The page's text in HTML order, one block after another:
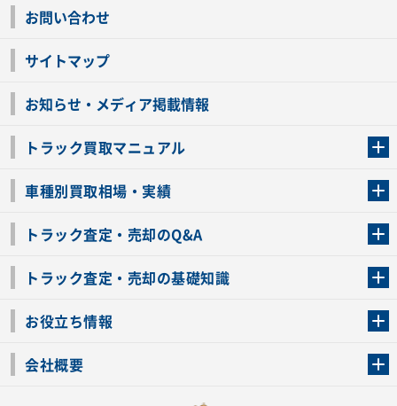
お問い合わせ
サイトマップ
お知らせ・メディア掲載情報
トラック買取マニュアル
車種別買取相場・実績
トラック査定・売却のQ&A
トラック査定・売却の基礎知識
お役立ち情報
会社概要